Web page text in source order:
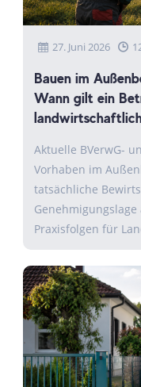
27. Juni 2026
Bauen im
Wann gilt ein
Aktuelle BVerwG-
Vorhaben im
tatsächliche
Praxisfolgen für